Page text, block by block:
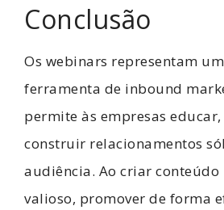
Conclusão
Os webinars representam
ferramenta de inbound
permite às empresas
construir relacionamentos
audiência. Ao criar conteúdo
valioso, promover de forma